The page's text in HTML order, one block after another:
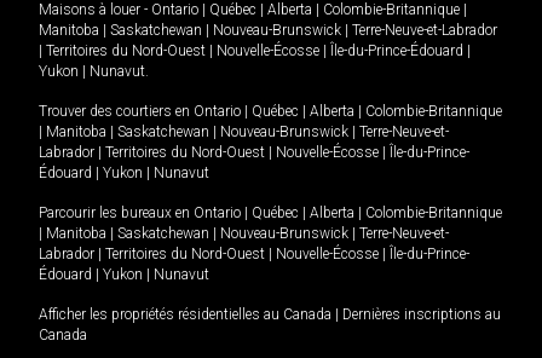
Maisons à louer - Ontario Québec Alberta Colombie-Britannique
Manitoba
Saskatchewan Nouveau-Brunswick
Terre-Neuve-et-Labrador
Territoires du Nord-Ouest Nouvelle-Écosse Île-du-Prince-Édouard
Yukon
Nunavut.
Trouver des courtiers en Ontario Québec Alberta
Colombie-Britannique
Manitoba Saskatchewan Nouveau-Brunswick
Terre-Neuve-et-
Labrador
Territoires du Nord-Ouest Nouvelle-Écosse
Île-du-Prince-
Édouard
Yukon Nunavut
Parcourir les bureaux en Ontario Québec Alberta
Colombie-Britannique
Manitoba Saskatchewan Nouveau-Brunswick
Terre-Neuve-et-
Labrador
Territoires du Nord-Ouest Nouvelle-Écosse
Île-du-Prince-
Édouard
Yukon Nunavut
Afficher les propriétés résidentielles au Canada
Dernières inscriptions au
Canada